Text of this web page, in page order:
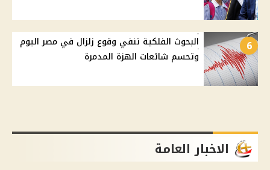
6
البحوث الفلكية تنفي وقوع زلزال في مصر اليوم
وتحسم شائعات الهزة المدمرة
الاخبار العامة